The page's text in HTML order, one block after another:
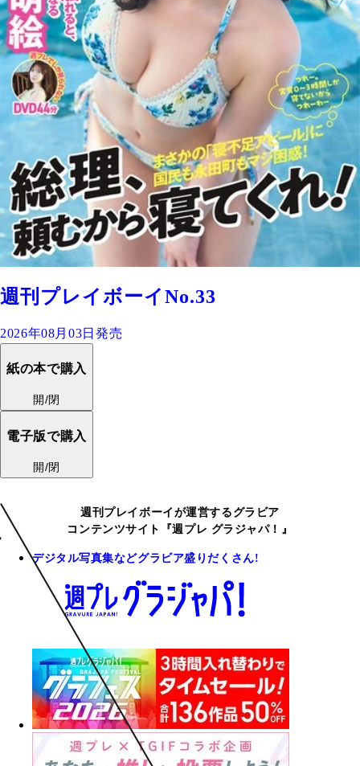
週刊プレイボーイNo.33
2026年08月03日発売
紙の本で購入
開/閉
電子版で購入
開/閉
週刊プレイボーイが運営するグラビア
コンテンツサイト『週プレ グラジャパ！』
デジタル写真集などグラビア盛りだくさん!